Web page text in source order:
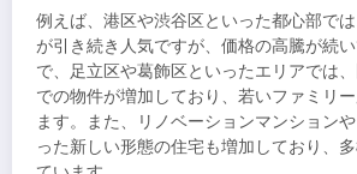
例えば、港区や渋谷区といった都心部で
が引き続き人気ですが、価格の高騰が続
で、足立区や葛飾区といったエリアでは
での物件が増加しており、若いファミリ
ます。また、リノベーションマンション
った新しい形態の住宅も増加しており、